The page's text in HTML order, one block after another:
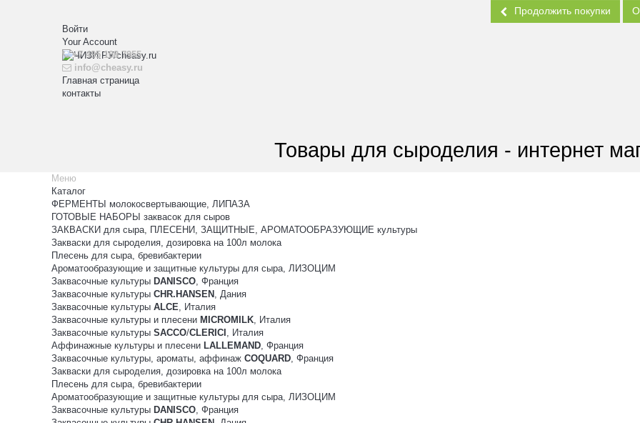
Продолжить покупки
Войти
Your Account
+7 495 108 7955
info@cheasy.ru
Главная страница
контакты
Товары для сыроделия - интернет
Меню
Каталог
ФЕРМЕНТЫ молокосвертывающие, ЛИПАЗА
ГОТОВЫЕ НАБОРЫ заквасок для сыров
ЗАКВАСКИ для сыра, ПЛЕСЕНИ, ЗАЩИТНЫЕ, АРОМАТООБРАЗУЮЩИЕ культуры
Закваски для сыроделия, дозировка на 100л молока
Плесень для сыра, бревибактерии
Ароматообразующие и защитные культуры для сыра, ЛИЗОЦИМ
Заквасочные культуры DANISCO, Франция
Заквасочные культуры CHR.HANSEN , Дания
Заквасочные культуры ALCE, Италия
Заквасочные культуры и плесени MICROMILK, Италия
Заквасочные культуры SACCO/CLERICI , Италия
Аффинажные культуры и плесени LALLEMAND, Франция
Заквасочные культуры, ароматы, аффинаж COQUARD, Франция
Закваски для сыроделия, дозировка на 100л молока
Плесень для сыра, бревибактерии
Ароматообразующие и защитные культуры для сыра, ЛИЗОЦИМ
Заквасочные культуры DANISCO, Франция